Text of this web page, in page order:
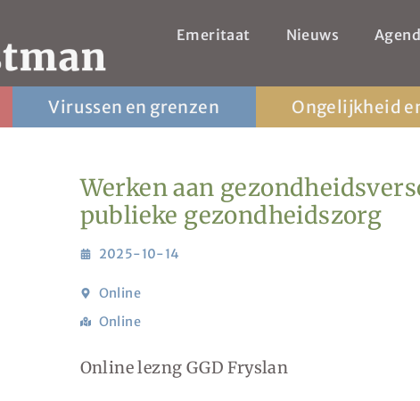
Emeritaat Nieuws
Virussen en grenzen Ongelijkheid
Werken aan
publieke gezondheidszorg
2025-10-14
Online
Online
Online lezng GGD Fryslan